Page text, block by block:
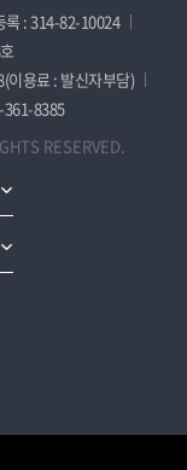
록 : 314-82-10024
이용료 : 발신자부담)
361-8385
RESERVED.